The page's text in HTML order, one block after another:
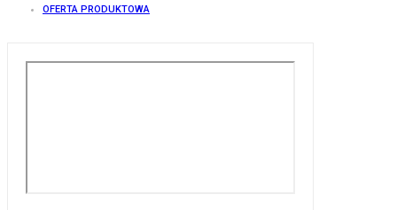
OFERTA PRODUKTOWA